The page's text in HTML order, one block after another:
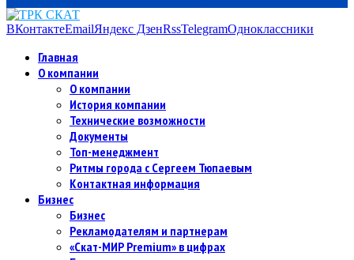
ВКонтактеEmailЯндекс ДзенRssTelegramОдноклассники
Главная
О компании
О компании
История компании
Технические возможности
Документы
Топ-менеджмент
Ритмы города с Сергеем Тюпаевым
Контактная информация
Бизнес
Бизнес
Рекламодателям и партнерам
«Скат-МИР Premium» в цифрах